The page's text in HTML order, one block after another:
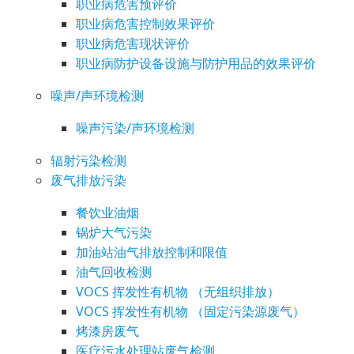
职业病危害预评价
职业病危害控制效果评价
职业病危害现状评价
职业病防护设备设施与防护用品的效果评价
噪声/声环境检测
噪声污染/声环境检测
辐射污染检测
废气排放污染
餐饮业油烟
锅炉大气污染
加油站油气排放控制和限值
油气回收检测
VOCS 挥发性有机物 （无组织排放）
VOCS 挥发性有机物 （固定污染源废气）
烤漆房废气